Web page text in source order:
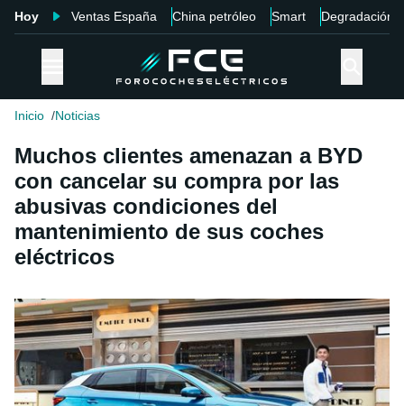
Hoy Ventas España China petróleo Smart Degradación
Inicio Noticias
Muchos clientes amenazan a BYD
con cancelar su compra por las
abusivas condiciones del
mantenimiento de sus coches
eléctricos